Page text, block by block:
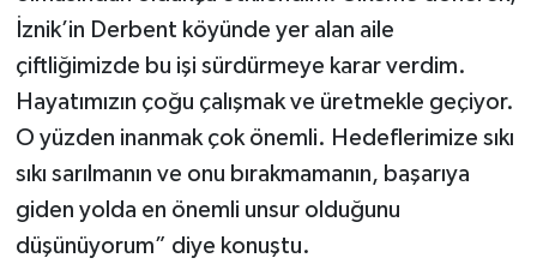
İznik’in Derbent köyünde yer alan aile
çiftliğimizde bu işi sürdürmeye karar verdim.
Hayatımızın çoğu çalışmak ve üretmekle geçiyor.
O yüzden inanmak çok önemli. Hedeflerimize sıkı
sıkı sarılmanın ve onu bırakmamanın, başarıya
giden yolda en önemli unsur olduğunu
düşünüyorum” diye konuştu.